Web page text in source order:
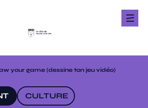
your game (dessine ton jeu vidéo)
CULTURE